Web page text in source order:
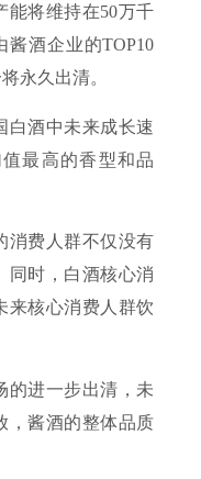
能将维持在50万千
酱酒企业的TOP10
永久出清。
白酒中未来成长速
最高的香型和品
消费人群不仅没有
同时，白酒核心消
来核心消费人群饮
的进一步出清，未
，酱酒的整体品质